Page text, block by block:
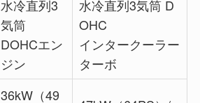
水冷直列3
気筒
DOHCエン
ジン
水冷直列3気筒 D
OHC
インタークーラー
ターボ
36kW（49